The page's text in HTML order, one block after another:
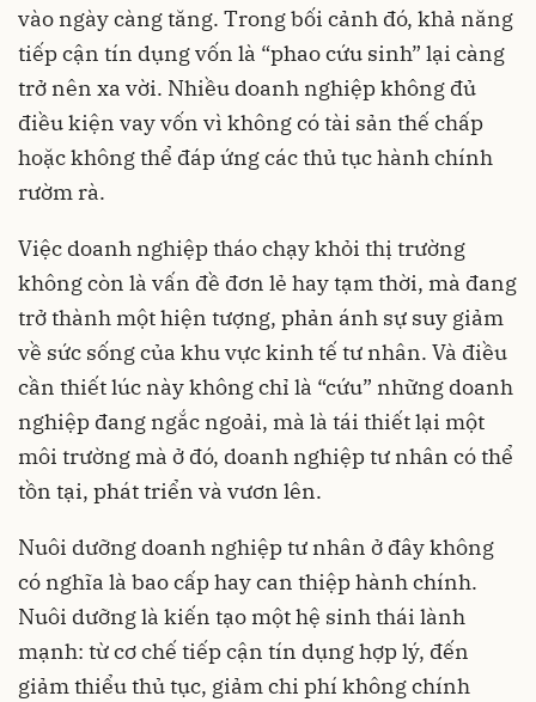
vào ngày càng tăng. Trong bối cảnh đó, khả năng
tiếp cận tín dụng vốn là “phao cứu sinh” lại càng
trở nên xa vời. Nhiều doanh nghiệp không đủ
điều kiện vay vốn vì không có tài sản thế chấp
hoặc không thể đáp ứng các thủ tục hành chính
rườm rà.
Việc doanh nghiệp tháo chạy khỏi thị trường
không còn là vấn đề đơn lẻ hay tạm thời, mà đang
trở thành một hiện tượng, phản ánh sự suy giảm
về sức sống của khu vực kinh tế tư nhân. Và điều
cần thiết lúc này không chỉ là “cứu” những doanh
nghiệp đang ngắc ngoải, mà là tái thiết lại một
môi trường mà ở đó, doanh nghiệp tư nhân có thể
tồn tại, phát triển và vươn lên.
Nuôi dưỡng doanh nghiệp tư nhân ở đây không
có nghĩa là bao cấp hay can thiệp hành chính.
Nuôi dưỡng là kiến tạo một hệ sinh thái lành
mạnh: từ cơ chế tiếp cận tín dụng hợp lý, đến
giảm thiểu thủ tục, giảm chi phí không chính